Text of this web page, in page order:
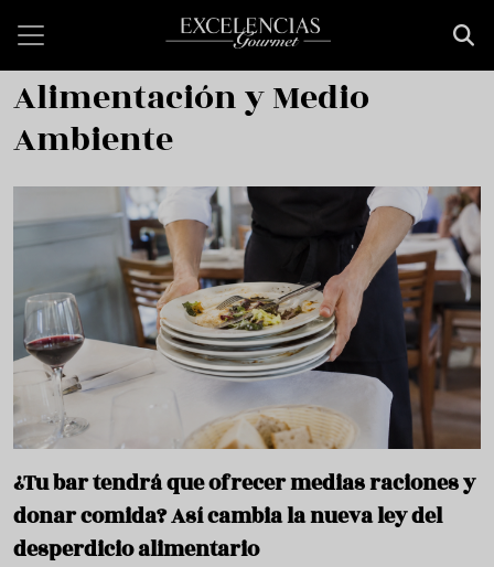
Alimentación y Medio
Ambiente
¿Tu bar tendrá que ofrecer medias raciones y
donar comida? Así cambia la nueva ley del
desperdicio alimentario